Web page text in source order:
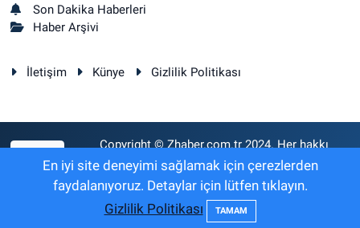
Son Dakika Haberleri
Haber Arşivi
İletişim Künye Gizlilik Politikası
Copyright © Zhaber.com.tr 2024. Her hakkı
saklıdır.
Haber Yazılımı:TE Bilişim
En iyi site deneyimi sağlamak için çerezlerden
faydalanıyoruz. Detaylar için lütfen tıklayın.
Gizlilik Politikası
TAMAM